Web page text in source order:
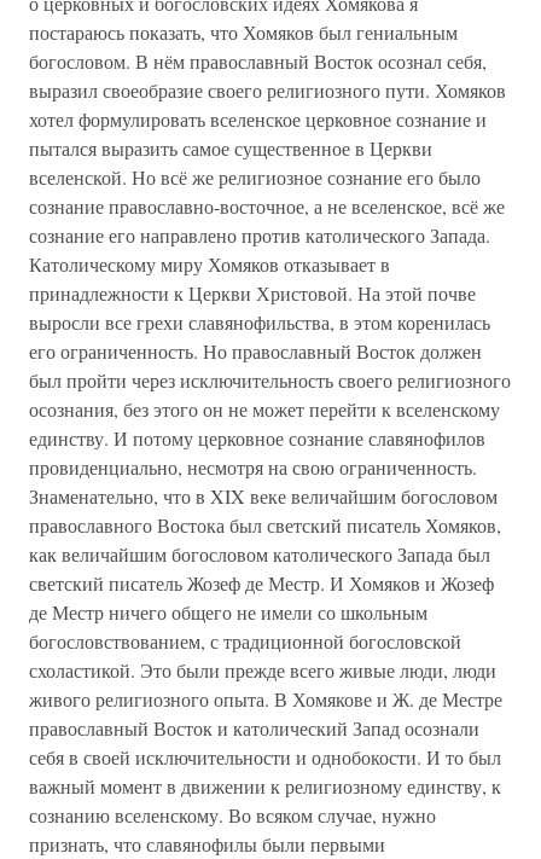
постараюсь показать, что Хомяков был гениальным
богословом. В нём православный Восток осознал себя,
выразил своеобразие своего религиозного пути. Хомяков
хотел формулировать вселенское церковное сознание и
пытался выразить самое существенное в Церкви
вселенской. Но всё же религиозное сознание его было
сознание православно-восточное, а не вселенское, всё же
сознание его направлено против католического Запада.
Католическому миру Хомяков отказывает в
принадлежности к Церкви Христовой. На этой почве
выросли все грехи славянофильства, в этом коренилась
его ограниченность. Но православный Восток должен
был пройти через исключительность своего религиозного
осознания, без этого он не может перейти к вселенскому
единству. И потому церковное сознание славянофилов
провиденциально, несмотря на свою ограниченность.
Знаменательно, что в XIX веке величайшим богословом
православного Востока был светский писатель Хомяков,
как величайшим богословом католического Запада был
светский писатель Жозеф де Местр. И Хомяков и Жозеф
де Местр ничего общего не имели со школьным
богословствованием, с традиционной богословской
схоластикой. Это были прежде всего живые люди, люди
живого религиозного опыта. В Хомякове и Ж. де Местре
православный Восток и католический Запад осознали
себя в своей исключительности и однобокости. И то был
важный момент в движении к религиозному единству, к
сознанию вселенскому. Во всяком случае, нужно
признать, что славянофилы были первыми